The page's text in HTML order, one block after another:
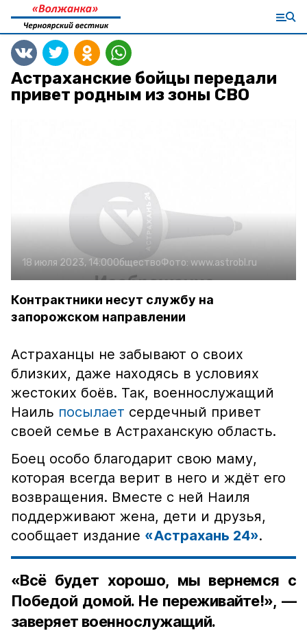
Астраханские бойцы передали
привет родным из зоны СВО
18 июля 2023, 14:00ОбществоФото: www.astrobl.ru
Контрактники несут службу на
запорожском направлении
Астраханцы не забывают о своих
близких, даже находясь в условиях
жестоких боёв. Так, военнослужащий
Наиль посылает сердечный привет
своей семье в Астраханскую область.
Боец особо благодарит свою маму,
которая всегда верит в него и ждёт его
возвращения. Вместе с ней Наиля
поддерживают жена, дети и друзья,
сообщает издание «Астрахань 24».
«Всё будет хорошо, мы вернемся с
Победой домой. Не переживайте!», —
заверяет военнослужащий.